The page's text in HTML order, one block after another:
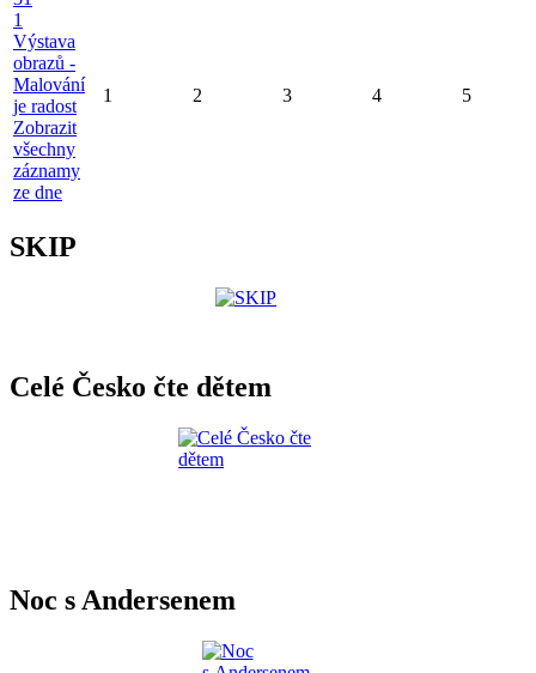
1
Výstava
obrazů -
Malování
je radost
Zobrazit
všechny
záznamy
ze dne
1 2 3 4 5
SKIP
Celé Česko čte dětem
Noc s Andersenem